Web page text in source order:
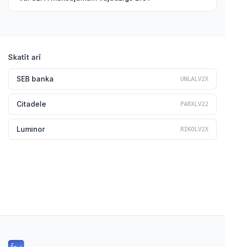
Skatīt arī
SEB banka UNLALV2X
Citadele PARXLV22
Luminor RIKOLV2X